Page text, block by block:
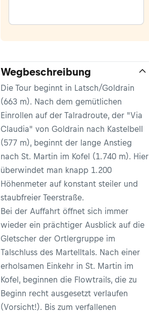
Wegbeschreibung
Die Tour beginnt in Latsch/Goldrain
(663 m). Nach dem gemütlichen
Einrollen auf der Talradroute, der "Via
Claudia" von Goldrain nach Kastelbell
(577 m), beginnt der lange Anstieg
nach St. Martin im Kofel (1.740 m). Hier
überwindet man knapp 1.200
Höhenmeter auf konstant steiler und
staubfreier Teerstraße.
Bei der Auffahrt öffnet sich immer
wieder ein prächtiger Ausblick auf die
Gletscher der Ortlergruppe im
Talschluss des Martelltals. Nach einer
erholsamen Einkehr in St. Martin im
Kofel, beginnen die Flowtrails, die zu
Beginn recht ausgesetzt verlaufen
(Vorsicht!). Bis zum verfallenen